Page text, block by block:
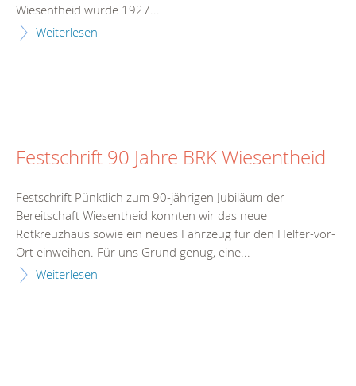
Wiesentheid wurde 1927...
Weiterlesen
Festschrift 90 Jahre BRK Wiesentheid
Festschrift Pünktlich zum 90-jährigen Jubiläum der
Bereitschaft Wiesentheid konnten wir das neue
Rotkreuzhaus sowie ein neues Fahrzeug für den Helfer-vor-
Ort einweihen. Für uns Grund genug, eine...
Weiterlesen